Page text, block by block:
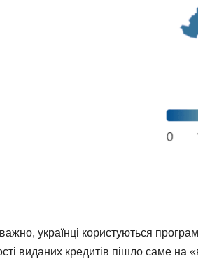
українці користуються
виданих кредитів пішло саме